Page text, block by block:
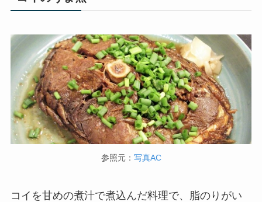
参照元： 写真AC
コイを甘めの煮汁で煮込んだ料理で、脂のりがい